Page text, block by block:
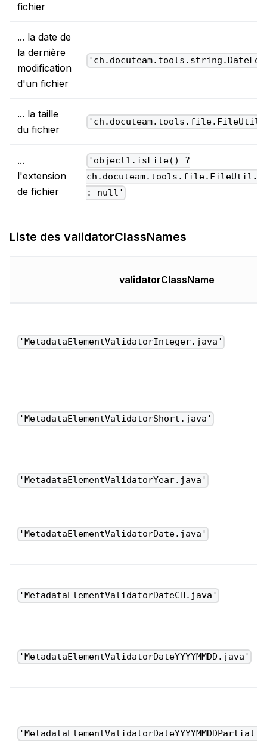
fichier
... la date de
la dernière
modification
d'un fichier
... la taille
du fichier
...
l'extension
de fichier
'object1.isFile() ?
: null'
Liste des validatorClassNames
validatorClassName
'MetadataElementValidatorInteger.java'
'MetadataElementValidatorShort.java'
'MetadataElementValidatorYear.java'
'MetadataElementValidatorDate.java'
'MetadataElementValidatorDateCH.java'
'MetadataElementValidatorDateYYYYMMDD.java'